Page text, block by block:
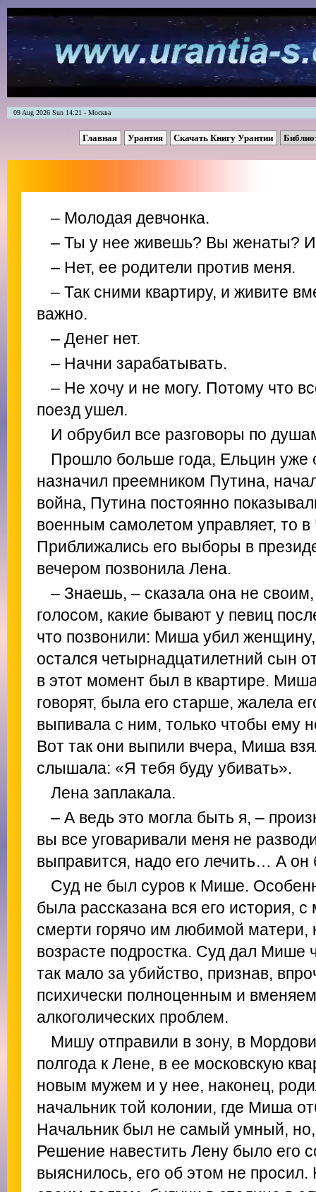
09 Aug 2026 Sun 14:21 - Москва
Главная Урантия Скачать Книгу Урантии
– Молодая девчонка.
– Ты у нее живешь? Вы женаты?
– Нет, ее родители против меня.
– Так сними квартиру, и живите
важно.
– Денег нет.
– Начни зарабатывать.
– Не хочу и не могу. Потому что
поезд ушел.
И обрубил все разговоры по
Прошло больше года, Ельцин уже
назначил преемником Путина,
война, Путина постоянно
военным самолетом управляет, то в
Приближались его выборы в
вечером позвонила Лена.
– Знаешь, – сказала она не
голосом, какие бывают у певиц
что позвонили: Миша убил
остался четырнадцатилетний сын
в этот момент был в квартире.
говорят, была его старше, жалела
выпивала с ним, только чтобы ему
Вот так они выпили вчера, Миша
слышала: «Я тебя буду убивать».
Лена заплакала.
– А ведь это могла быть я, –
вы все уговаривали меня не
выправится, надо его лечить… А
Суд не был суров к Мише.
была рассказана вся его история,
смерти горячо им любимой матери,
возрасте подростка. Суд дал Мише
так мало за убийство, признав,
психически полноценным и
алкоголических проблем.
Мишу отправили в зону, в
полгода к Лене, в ее московскую
новым мужем и у нее, наконец,
начальник той колонии, где Миша
Начальник был не самый умный,
Решение навестить Лену было его
выяснилось, его об этом не просил.